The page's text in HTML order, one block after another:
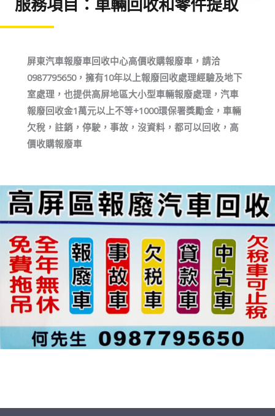
服務項目：車輛回收和零件提取
屏東汽車報廢車回收中心高價收購報廢車，請洽
0987795650，擁有10年以上報廢回收處理經驗及地下
室處理，也提供高屏地區大小型車輛報廢處理，汽車
報廢回收金1萬元以上不等+1000環保署獎勵金，車輛
欠稅，註銷，停駛，事故，沒資料，都可以回收，高
價收購報廢車